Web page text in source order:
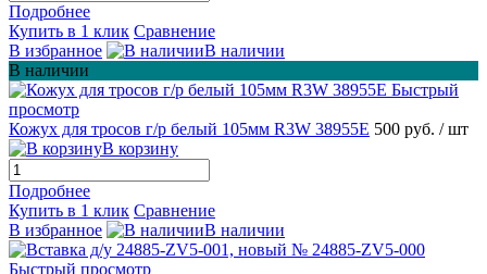
Подробнее
Купить в 1 клик Сравнение
В избранное
В наличии
В наличии
Быстрый
просмотр
Кожух для тросов г/р белый 105мм R3W 38955E 500 руб. / шт
В корзину
Подробнее
Купить в 1 клик Сравнение
В избранное
В наличии
Быстрый просмотр